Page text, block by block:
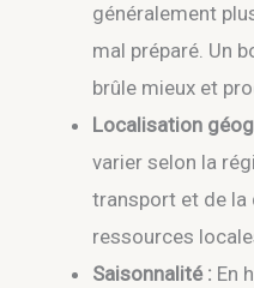
généralement
mal préparé. Un
brûle mieux et
Localisation
varier selon la
transport et de la
ressources
Saisonnalité : En